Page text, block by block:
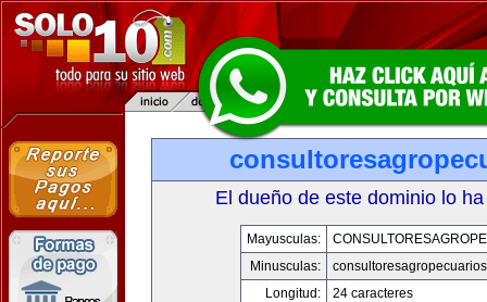
El dueño de este dominio lo
Mayusculas:
Minusculas:
Longitud:
24 caracteres